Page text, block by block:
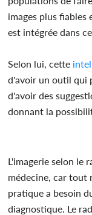
images plus
est intégrée dans
Selon lui, cette
d'avoir un outil qui
d'avoir des
donnant la
L'imagerie selon le
médecine, car tout
pratique a besoin
diagnostique. Le